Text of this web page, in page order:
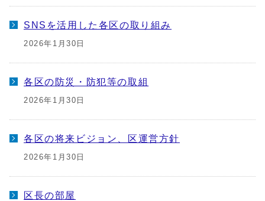
SNSを活用した各区の取り組み
2026年1月30日
各区の防災・防犯等の取組
2026年1月30日
各区の将来ビジョン、区運営方針
2026年1月30日
区長の部屋